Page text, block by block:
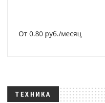
От 0.80 руб./месяц
ТЕХНИКА